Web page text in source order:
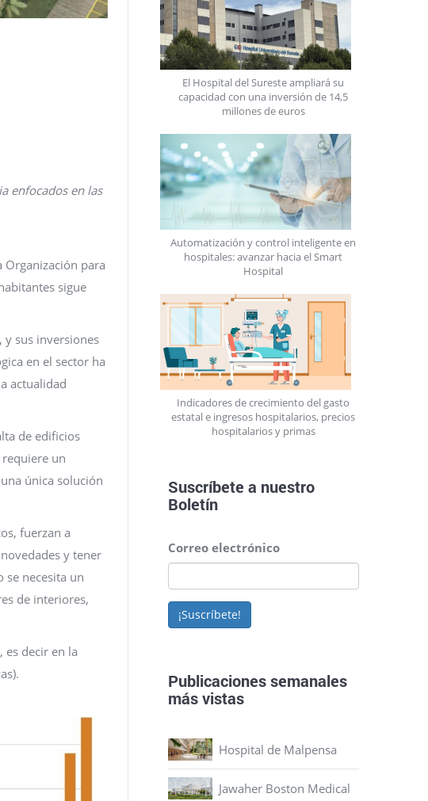
enfocados en las
Organización para
sigue
y sus inversiones
en el sector ha
actualidad
de edificios
un
única solución
fuerzan a
y tener
se necesita un
de interiores,
es decir en la
El Hospital del Sureste ampliará su
capacidad con una inversión de 14,5
millones de euros
Automatización y control inteligente en
hospitales: avanzar hacia el Smart
Hospital
Indicadores de crecimiento del gasto
estatal e ingresos hospitalarios, precios
hospitalarios y primas
Suscríbete a nuestro
Boletín
Correo electrónico
¡Suscríbete!
Publicaciones semanales
más vistas
Hospital de Malpensa
Jawaher Boston Medical